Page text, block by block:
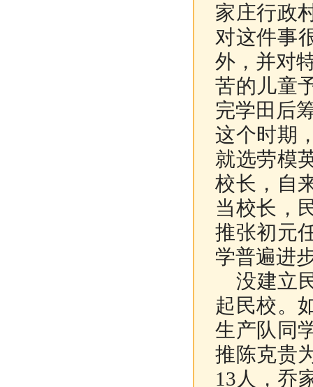
家庄行政
对这件事
外，并对
苦的儿童
完学田后
这个时期
就选劳模
校长，自
当校长，
推张初元
学普遍进
没建立
起民校。
生产队同
推陈克贵
13人，乔